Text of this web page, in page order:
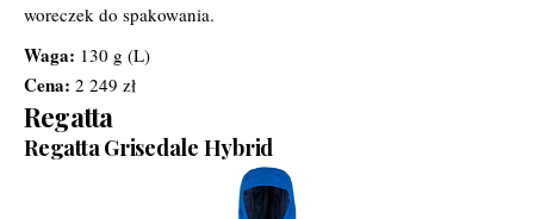
woreczek do spakowania.
Waga: 130 g (L)
Cena: 2 249 zł
Regatta
Regatta Grisedale Hybrid